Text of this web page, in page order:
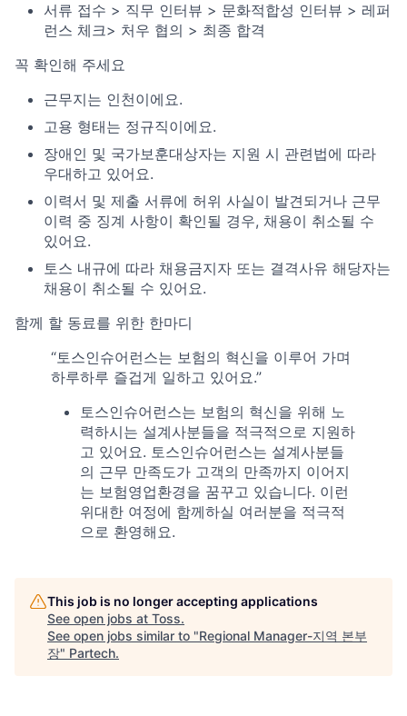
서류 접수 > 직무 인터뷰 > 문화적합성 인터뷰 > 레퍼
런스 체크> 처우 협의 > 최종 합격
꼭 확인해 주세요
근무지는 인천이에요.
고용 형태는 정규직이에요.
장애인 및 국가보훈대상자는 지원 시 관련법에 따라
우대하고 있어요.
이력서 및 제출 서류에 허위 사실이 발견되거나 근무
이력 중 징계 사항이 확인될 경우, 채용이 취소될 수
있어요.
토스 내규에 따라 채용금지자 또는 결격사유 해당자는
채용이 취소될 수 있어요.
함께 할 동료를 위한 한마디
“토스인슈어런스는 보험의 혁신을 이루어 가며
하루하루 즐겁게 일하고 있어요.”
토스인슈어런스는 보험의 혁신을 위해 노
력하시는 설계사분들을 적극적으로 지원하
고 있어요. 토스인슈어런스는 설계사분들
의 근무 만족도가 고객의 만족까지 이어지
는 보험영업환경을 꿈꾸고 있습니다. 이런
위대한 여정에 함께하실 여러분을 적극적
으로 환영해요.
This job is no longer accepting applications
See open jobs at Toss.
See open jobs similar to "Regional Manager-지역 본부
장" Partech.